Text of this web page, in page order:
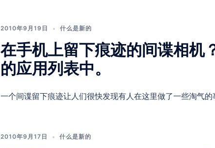
2010年9月19日 什么是新的
在手机上留下痕迹的间谍相机
的应用列表中。
一个间谍留下痕迹让人们很快发现有人在这里做了一些淘气
2010年9月17日 什么是新的